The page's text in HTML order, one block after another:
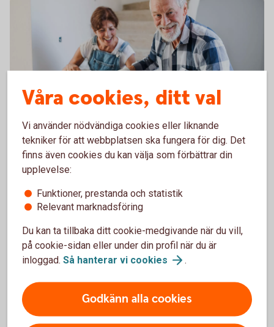
Premiepension – en del av
allmän pension
du arbetat eller bott i Sverige. De viktigaste delarna
inom allmän pension är inkomstpension,
premiepension och garantipension (om du inte haft
någon, eller låg, inkomst). Läs mer om allmän
pension.
Allmän
Våra cookies, ditt val
Vi använder nödvändiga cookies eller liknande
tekniker för att webbplatsen ska fungera för dig. Det
finns även cookies du kan välja som förbättrar din
upplevelse:
Funktioner, prestanda och statistik
Relevant marknadsföring
Du kan ta tillbaka ditt cookie-medgivande när du vill,
på cookie-sidan eller under din profil när du är
inloggad. Så hanterar vi cookies .
Godkänn alla cookies